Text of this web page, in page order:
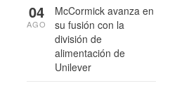
McCormick avanza en
su fusión con la
división de
alimentación de
Unilever
04
AGO